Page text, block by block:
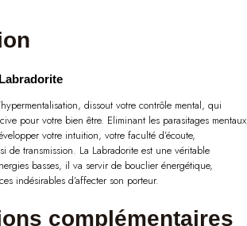
dissout votre contrôle mental, qui
pour votre bien être. Eliminant les parasitages
votre intuition, votre faculté d’écoute,
de transmission. La Labradorite est une véritable
basses, il va servir de bouclier énergétique,
indésirables d’affecter son porteur.
complémentaires